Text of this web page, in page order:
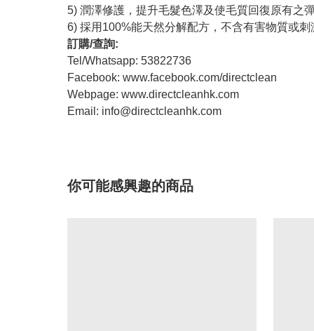
5) 潤澤修護，提升毛髮色澤及使毛質回復原有之
6) 採用100%能天然分解配方，不含有害物質或
訂購/查詢:
Tel/Whatsapp: 53822736
Facebook: www.facebook.com/directclean
Webpage: www.directcleanhk.com
Email: info@directcleanhk.com
你可能感興趣的商品